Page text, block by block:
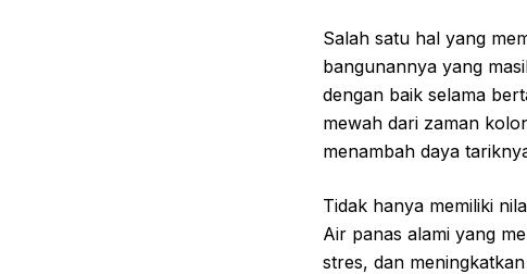
Salah satu hal yang
bangunannya yang
dengan baik selama
mewah dari zaman
menambah daya
Tidak hanya memiliki
Air panas alami yang
stres, dan